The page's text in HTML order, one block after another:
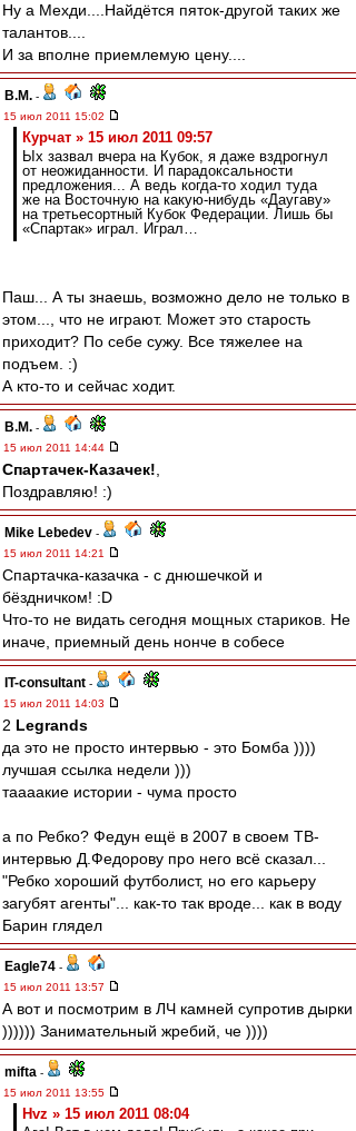
Ну а Мехди....Найдётся пяток-другой таких же
талантов....
И за вполне приемлемую цену....
В.М. -
15 июл 2011 15:02
Курчат » 15 июл 2011 09:57
Ых зазвал вчера на Кубок, я даже вздрогнул
от неожиданности. И парадоксальности
предложения... А ведь когда-то ходил туда
же на Восточную на какую-нибудь «Даугаву»
на третьесортный Кубок Федерации. Лишь бы
«Спартак» играл. Играл…
Паш... А ты знаешь, возможно дело не только в
этом..., что не играют. Может это старость
приходит? По себе сужу. Все тяжелее на
подъем. :)
А кто-то и сейчас ходит.
В.М. -
15 июл 2011 14:44
Спартачек-Казачек!
Поздравляю! :)
Mike Lebedev -
15 июл 2011 14:21
Спартачка-казачка - с днюшечкой и
бёздничком! :D
Что-то не видать сегодня мощных стариков. Не
иначе, приемный день нонче в собесе
IT-consultant -
15 июл 2011 14:03
2 Legrands
да это не просто интервью - это Бомба ))))
лучшая ссылка недели )))
таааакие истории - чума просто
а по Ребко? Федун ещё в 2007 в своем ТВ-
интервью Д.Федорову про него всё сказал...
"Ребко хороший футболист, но его карьеру
загубят агенты"... как-то так вроде... как в воду
Барин глядел
Eagle74 -
15 июл 2011 13:57
А вот и посмотрим в ЛЧ камней супротив дырки
)))))) Занимательный жребий, че ))))
mifta -
15 июл 2011 13:55
Hvz » 15 июл 2011 08:04